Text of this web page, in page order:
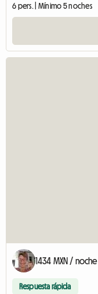
6 pers. | Mínimo 5 noches
1434 MXN / noche
Respuesta rápida